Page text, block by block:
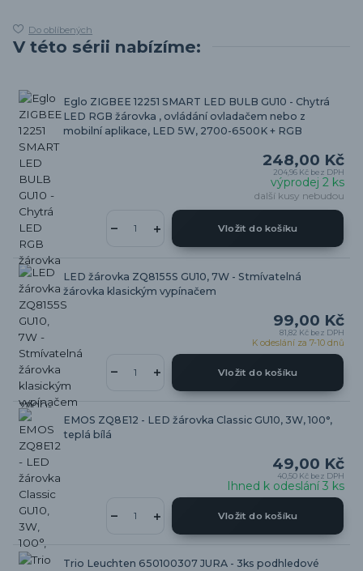
Do oblíbených
V této sérii nabízíme:
Eglo ZIGBEE 12251 SMART LED BULB GU10 - Chytrá
LED RGB žárovka , ovládání ovladačem nebo z
mobilní aplikace, LED 5W, 2700-6500K + RGB
248,00 Kč
204,96 Kč bez DPH
výprodej 2 ks
další kusy nebudou
Vložit do košíku
LED žárovka ZQ8155S GU10, 7W - Stmívatelná
žárovka klasickým vypínačem
99,00 Kč
81,82 Kč bez DPH
K odeslání za 7-10 dnů
Vložit do košíku
EMOS ZQ8E12 - LED žárovka Classic GU10, 3W, 100°,
teplá bílá
49,00 Kč
40,50 Kč bez DPH
Ihned k odeslání 3 ks
Vložit do košíku
Trio Leuchten 650100307 JURA - 3ks podhledové